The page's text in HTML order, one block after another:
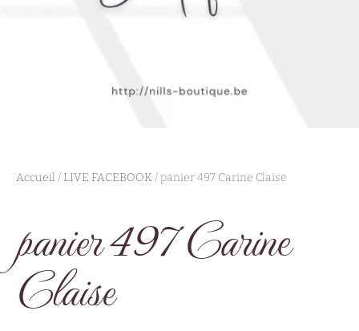
Accueil/ LIVE FACEBOOK/ panier 497 Carine Claise
panier 497 Carine
Claise